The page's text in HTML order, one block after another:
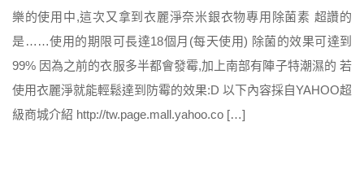
樂的使用中,這次又拿到衣麗淨奈米銀衣物專用除菌素 超讚的
是……使用的期限可長達18個月(每天使用) 除菌的效果可達到
99% 因為之前的衣服多半都會發霉,加上南部有陣子特潮濕的 若
使用衣麗淨就能輕鬆達到防霉的效果:D 以下內容採自YAHOO超
級商城介紹 http://tw.page.mall.yahoo.co […]